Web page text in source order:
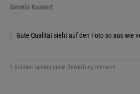
Gerwin Kassert
Gute Qualität sieht auf den Foto so aus wie
1 Kunden fanden diese Bewertung hilfreich.